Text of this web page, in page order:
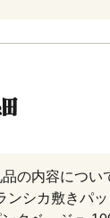
の内容につい
ンシカ敷きパ